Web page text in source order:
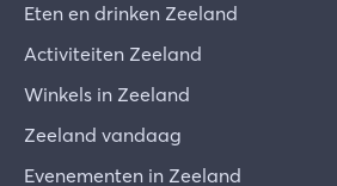
Eten en drinken Zeeland
Activiteiten Zeeland
Winkels in Zeeland
Zeeland vandaag
Evenementen in Zeeland